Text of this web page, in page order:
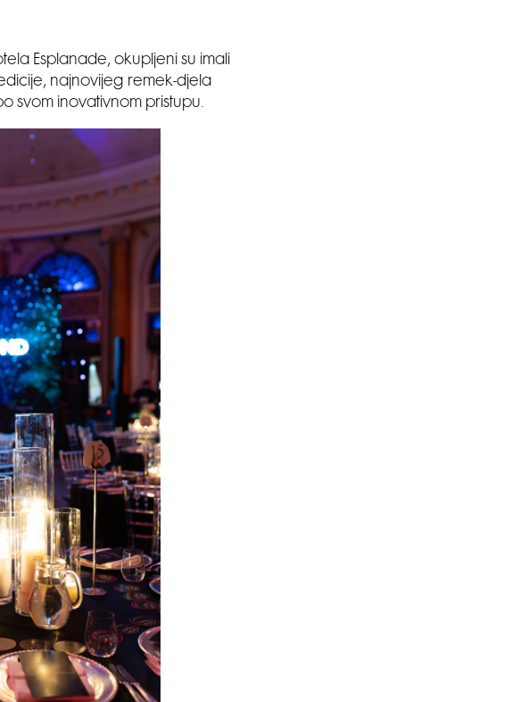
Esplanade, okupljeni su imali
najnovijeg remek-djela
svom inovativnom pristupu.